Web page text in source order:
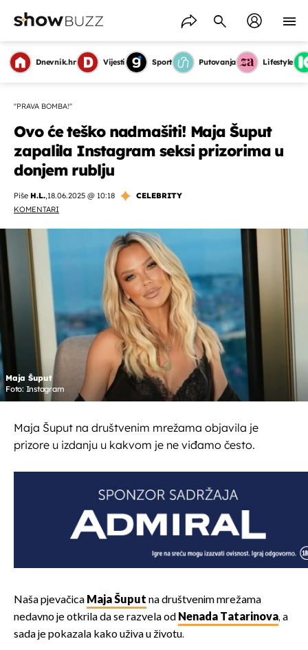
Dnevnik.hr Vijesti Sport Putovanja Lifestyle
''PRAVA BOMBA!''
Ovo će teško nadmašiti! Maja Šuput
zapalila Instagram seksi prizorima u
donjem rublju
Piše H.L.,18.06.2025 @ 10:18
CELEBRITY
KOMENTARI
Maja Šuput
Foto: Instagram
Maja Šuput na društvenim mrežama objavila je
prizore u izdanju u kakvom je ne viđamo često.
Naša pjevačica Maja Šuput na društvenim mrežama
nedavno je otkrila da se razvela od Nenada Tatarinova, a
sada je pokazala kako uživa u životu.
OMOGUĆI OBAVIJESTI